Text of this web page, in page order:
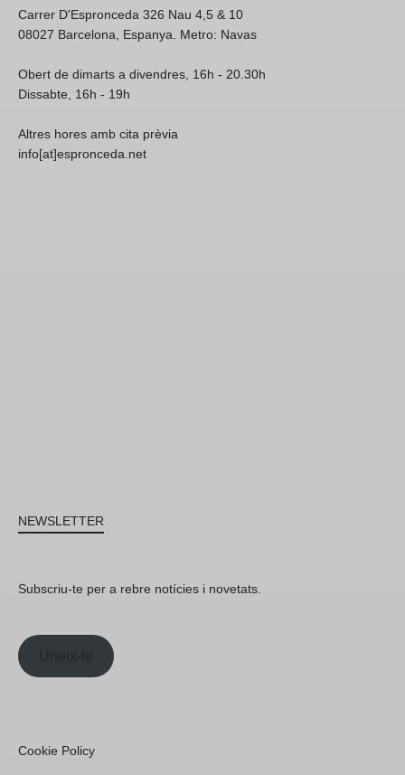
Carrer D'Espronceda 326 Nau 4,5 & 10
08027 Barcelona, Espanya. Metro: Navas
Obert de dimarts a divendres, 16h - 20.30h
Dissabte, 16h - 19h
Altres hores amb cita prèvia
info[at]espronceda.net
NEWSLETTER
Subscriu-te per a rebre notícies i novetats.
Uneix-te
Cookie Policy